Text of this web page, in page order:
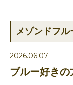
メゾンドフル
2026.06.07
ブルー好き